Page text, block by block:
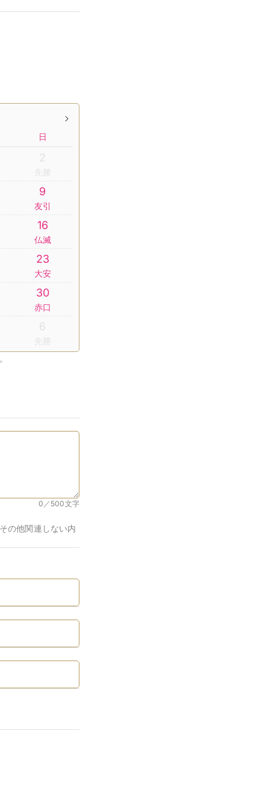
日
2
先勝
9
友引
16
仏滅
23
大安
30
赤口
6
先勝
0／500文字
の他関連しない内